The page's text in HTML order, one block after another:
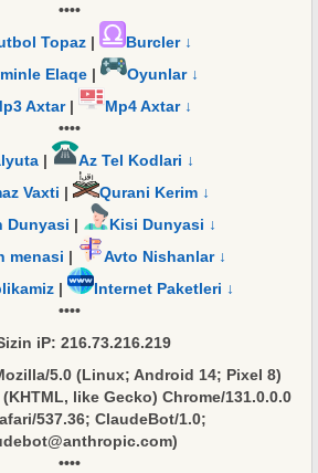
••••
Topaz|
Burcler ↓
Elaqe |
Oyunlar ↓
Axtar|
Mp4 Axtar ↓
••••
|
Az Tel Kodlari ↓
Vaxti |
Qurani Kerim ↓
Dunyasi |
Kisi Dunyasi ↓
menasi |
Avto Nishanlar ↓
|
Internet Paketleri ↓
••••
iP: 216.73.216.219
5.0 (Linux; Android 14; Pixel 8)
like Gecko) Chrome/131.0.0.0
537.36; ClaudeBot/1.0;
••••